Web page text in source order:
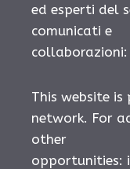
ed esperti del
comunicati e
collaborazioni:
This website
network. For
other
opportunities: